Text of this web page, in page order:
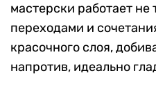
мастерски работает не
переходами и
красочного слоя,
напротив, идеально